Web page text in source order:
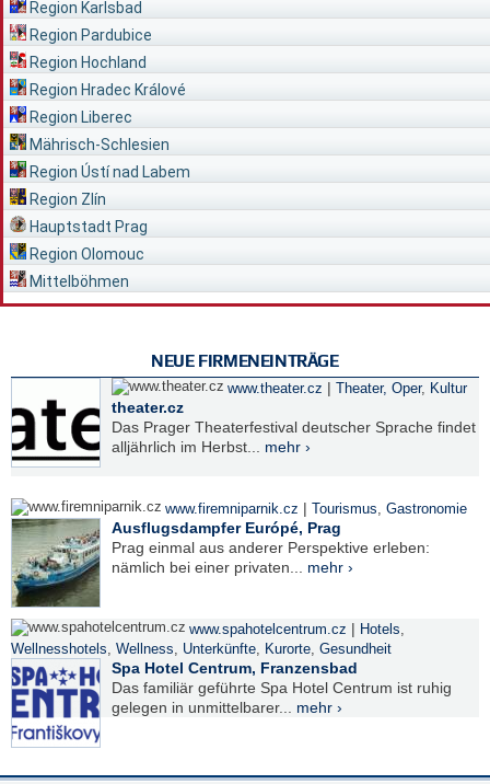
Region Karlsbad
Region Pardubice
Region Hochland
Region Hradec Králové
Region Liberec
Mährisch-Schlesien
Region Ústí nad Labem
Region Zlín
Hauptstadt Prag
Region Olomouc
Mittelböhmen
NEUE FIRMENEINTRÄGE
www.theater.cz | Theater, Oper, Kultur
theater.cz
Das Prager Theaterfestival deutscher Sprache findet
alljährlich im Herbst... mehr ›
www.firemniparnik.cz | Tourismus, Gastronomie
Ausflugsdampfer Európé, Prag
Prag einmal aus anderer Perspektive erleben:
nämlich bei einer privaten... mehr ›
www.spahotelcentrum.cz | Hotels,
Wellnesshotels, Wellness, Unterkünfte, Kurorte, Gesundheit
Spa Hotel Centrum, Franzensbad
Das familiär geführte Spa Hotel Centrum ist ruhig
gelegen in unmittelbarer... mehr ›